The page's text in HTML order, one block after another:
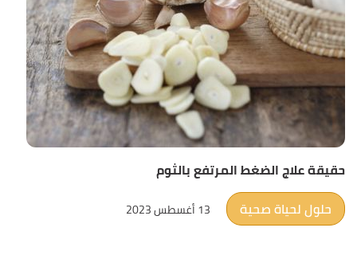
حقيقة علاج الضغط المرتفع بالثوم
حلول لحياة صحية
13 أغسطس 2023